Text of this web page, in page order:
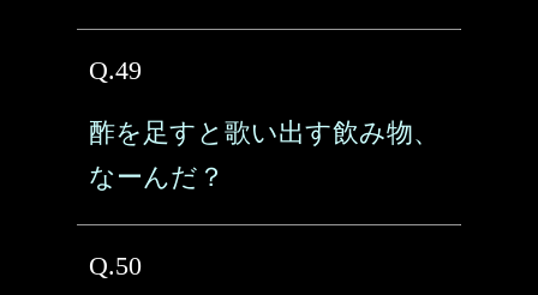
Q.49
酢を足すと歌い出す飲み物、
なーんだ？
Q.50